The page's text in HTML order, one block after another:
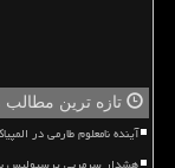
تازه ترین مطالب
آینده نامعلوم طارمی در